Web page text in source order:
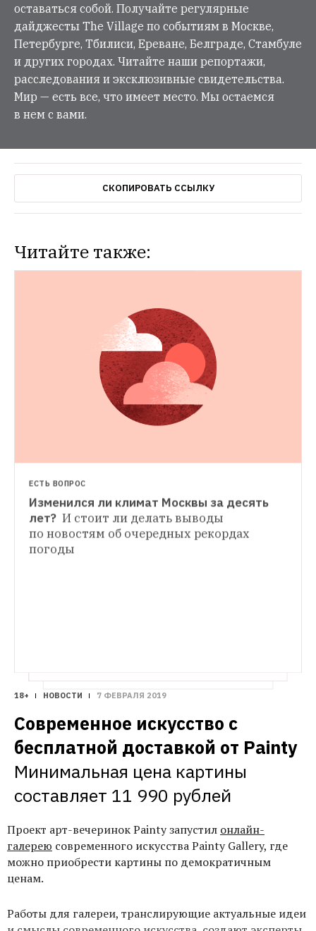
оставаться собой. Получайте регулярные
дайджесты The Village по событиям в Москве,
Петербурге, Тбилиси, Ереване, Белграде, Стамбуле
и других городах. Читайте наши репортажи,
расследования и эксклюзивные свидетельства.
Мир — есть все, что имеет место. Мы остаемся
в нем с вами.
СКОПИРОВАТЬ ССЫЛКУ
Читайте также:
Снег в Москве пролежит до апреля
Сугробы в феврале и марте продолжат
Как Москва справляется с самым мощным
снегопадом почти за 70 лет К
понедельнику сугробы вырастут до
ЕСТЬ ВОПРОС
Изменился ли климат Москвы за десять
лет? И стоит ли делать выводы
по новостям об очередных рекордах
погоды
18+ НОВОСТИ 7 ФЕВРАЛЯ 2019
Современное искусство с
бесплатной доставкой от Painty
Минимальная цена картины
составляет 11 990 рублей
Проект арт-вечеринок Painty запустил онлайн-
галерею современного искусства Painty Gallery, где
можно приобрести картины по демократичным
ценам.
Работы для галереи, транслирующие актуальные идеи